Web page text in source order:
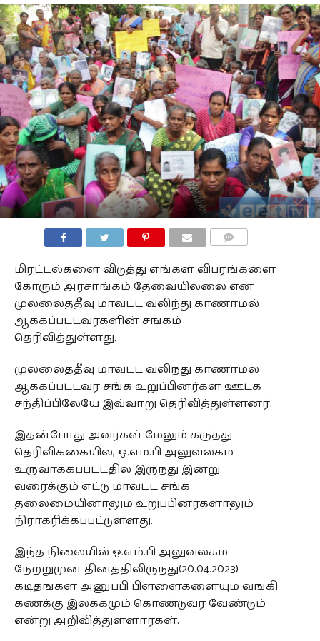
மிரட்டல்களை விடுத்து எங்கள் விபரங்களை
கோரும் அரசாங்கம் தேவையில்லை என
முல்லைத்தீவு மாவட்ட வலிந்து காணாமல்
ஆக்கப்பட்டவர்களின் சங்கம்
தெரிவித்துள்ளது.
முல்லைத்தீவு மாவட்ட வலிந்து காணாமல்
ஆக்கப்பட்டவர் சங்க உறுப்பினர்கள் ஊடக
சந்திப்பிலேயே இவ்வாறு தெரிவித்துள்ளனர்.
இதன்போது அவர்கள் மேலும் கருத்து
தெரிவிக்கையில், ஒ.எம்.பி அலுவலகம்
உருவாக்கப்பட்டதில் இருந்து இன்று
வரைக்கும் எட்டு மாவட்ட சங்க
தலைமையினாலும் உறுப்பினர்களாலும்
நிராகரிக்கப்பட்டுள்ளது.
இந்த நிலையில் ஒ.எம்.பி அலுவலகம்
நேற்றுமுன் தினத்திலிருந்து(20.04.2023)
கடிதங்கள் அனுப்பி பிள்ளைகளையும் வங்கி
கணக்கு இலக்கமும் கொண்டுவர வேண்டும்
என்று அறிவித்துள்ளார்கள்.